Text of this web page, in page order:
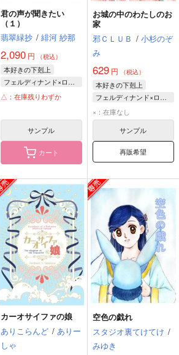
君の声が聞きたい
（１）
翡翠緑抄 / 緋河 紗那
2,090 円 （税込）
本好きの下剋上
フェルディナンド×ローゼマイン
フェルディナンド
△：在庫残りわずか
サンプル
カート
お城の中のわたしのお
家
邪ＣＬＵＢ / 小杉のぞ
み
629円 （税込）
本好きの下剋上
フェルディナンド×ローゼマイン
フェルディナンド
ローゼマイン
×：在庫なし
サンプル
再販希望
カーオサイファの娘
ありこらんど / ありー
しゃ
空色の戯れ
スタジオ裏てけてけ /
みゆき